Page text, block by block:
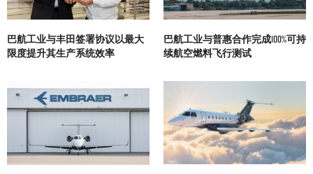
巴航工业与丰田签署协议以最大
限度提升其生产系统效率
巴航工业与普惠合作完成100%可持
续航空燃料飞行测试